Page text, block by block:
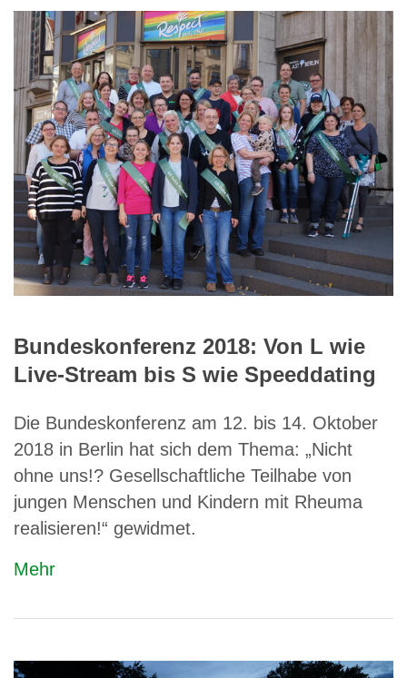
Bundeskonferenz 2018: Von L wie
Live-Stream bis S wie Speeddating
Die Bundeskonferenz am 12. bis 14. Oktober
2018 in Berlin hat sich dem Thema: „Nicht
ohne uns!? Gesellschaftliche Teilhabe von
jungen Menschen und Kindern mit Rheuma
realisieren!“ gewidmet.
Mehr